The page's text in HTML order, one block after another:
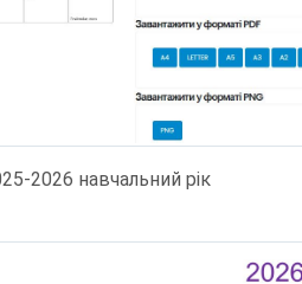
2026 навчальний рік